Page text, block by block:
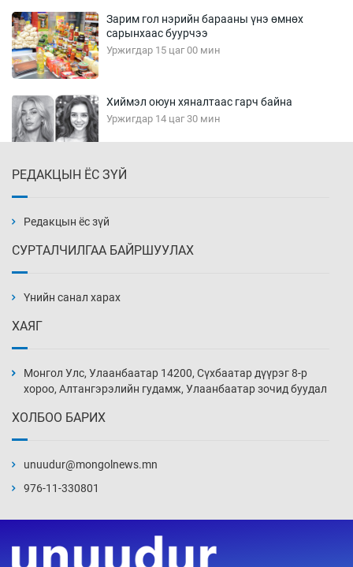
Зарим гол нэрийн барааны үнэ өмнөх
сарынхаас буурчээ
Уржигдар 15 цаг 00 мин
Хиймэл оюун хяналтаас гарч байна
Уржигдар 14 цаг 30 мин
Уржигдар 14 цаг 00 мин
нэмэгджээ
Уржигдар 13 цаг 30 мин
Уржигдар 13 цаг 00 мин
Уржигдар 12 цаг 30 мин
РЕДАКЦЫН ЁС ЗҮЙ
Редакцын ёс зүй
СУРТАЛЧИЛГАА БАЙРШУУЛАХ
Үнийн санал харах
ХАЯГ
Монгол Улс, Улаанбаатар 14200, Сүхбаатар дүүрэг 8-р
хороо, Алтангэрэлийн гудамж, Улаанбаатар зочид буудал
ХОЛБОО БАРИХ
unuudur@mongolnews.mn
976-11-330801